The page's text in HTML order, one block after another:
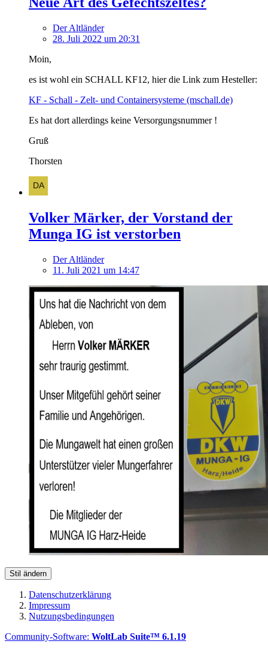
Der Altländer
28. Juli 2022 um 20:31
Moin,
es ist wohl ein SCHALL KF12, hier die Link zum Hesteller:
KF - Schall - Zelt- und Containersysteme (mschall.de)
Es hat dort allerdings keine Versorgungsnummer !
Gruß
Thorsten
Volker Märker, der Vorstand der
Munga IG ist verstorben
Der Altländer
11. Juli 2021 um 14:47
Stil ändern
Datenschutzerklärung
Impressum
Nutzungsbedingungen
Community-Software: WoltLab Suite™ 6.1.19